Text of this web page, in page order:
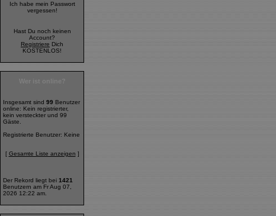
Ich habe mein Passwort
vergessen!
Hast Du noch keinen
Account?
Registriere Dich
KOSTENLOS!
Insgesamt sind 99 Benutzer
online: Kein registrierter,
kein versteckter und 99
Gäste.
Registrierte Benutzer: Keine
[ Gesamte Liste anzeigen ]
Der Rekord liegt bei 1421
Benutzern am Fr Aug 07,
2026 12:22 am.